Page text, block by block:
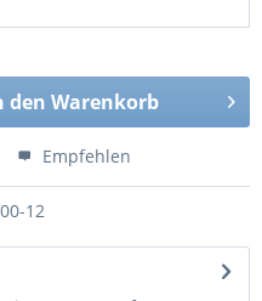
den Warenkorb
Empfehlen
12